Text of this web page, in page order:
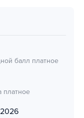
балл платное
платное
2026